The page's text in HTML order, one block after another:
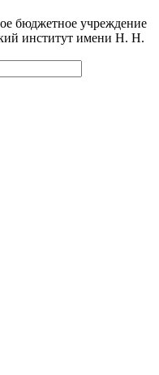
бюджетное учреждение
институт имени Н. Н.